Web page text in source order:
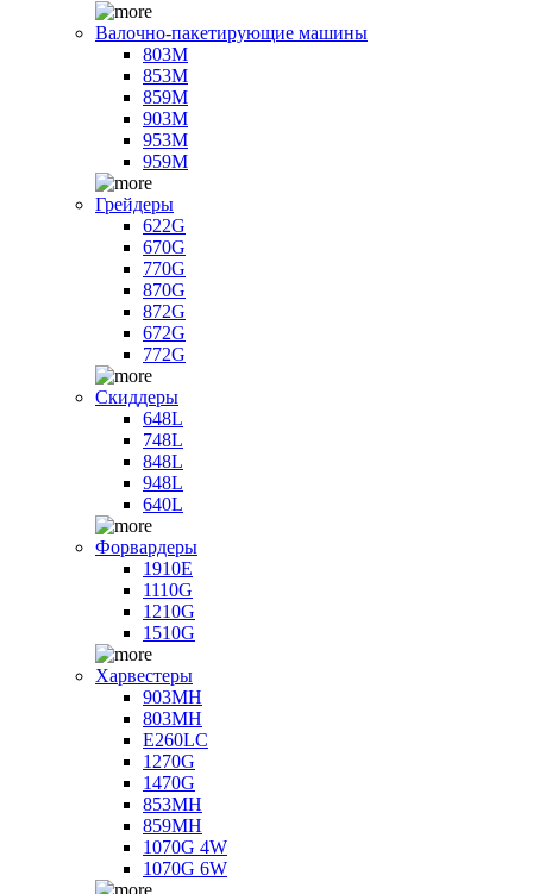
Валочно-пакетирующие машины
803M
853M
859M
903M
953M
959M
Грейдеры
622G
670G
770G
870G
872G
672G
772G
Скиддеры
648L
748L
848L
948L
640L
Форвардеры
1910E
1110G
1210G
1510G
Харвестеры
903MH
803MH
E260LC
1270G
1470G
853MH
859MH
1070G 4W
1070G 6W